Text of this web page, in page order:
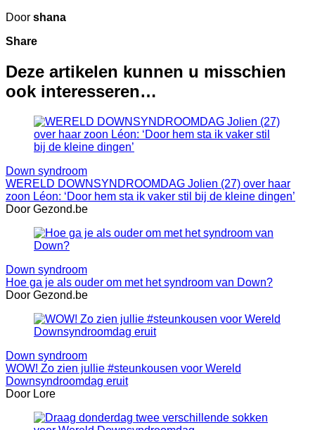
Door shana
Share
Deze artikelen kunnen u misschien
ook interesseren…
Down syndroom
WERELD DOWNSYNDROOMDAG Jolien (27) over haar
zoon Léon: ‘Door hem sta ik vaker stil bij de kleine dingen’
Door Gezond.be
Down syndroom
Hoe ga je als ouder om met het syndroom van Down?
Door Gezond.be
Down syndroom
WOW! Zo zien jullie #steunkousen voor Wereld
Downsyndroomdag eruit
Door Lore